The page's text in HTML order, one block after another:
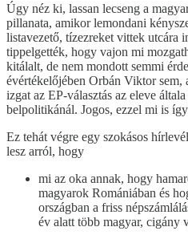
Úgy néz ki, lassan lecseng a
pillanata, amikor lemondani
listavezető, tízezreket vittek utcára
tippelgették, hogy vajon mi
kitálalt, de nem mondott semmi
évértékelőjében Orbán Viktor sem,
izgat az EP-választás az eleve
belpolitikánál. Jogos, ezzel mi is
Ez tehát végre egy szokásos
lesz arról, hogy
mi az oka annak, hogy
magyarok Romániában és
országban a friss
év alatt több magyar, cigány